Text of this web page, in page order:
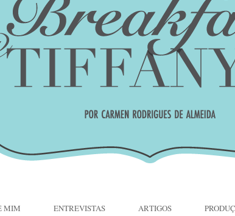
MIM ENTREVISTAS ARTIGOS